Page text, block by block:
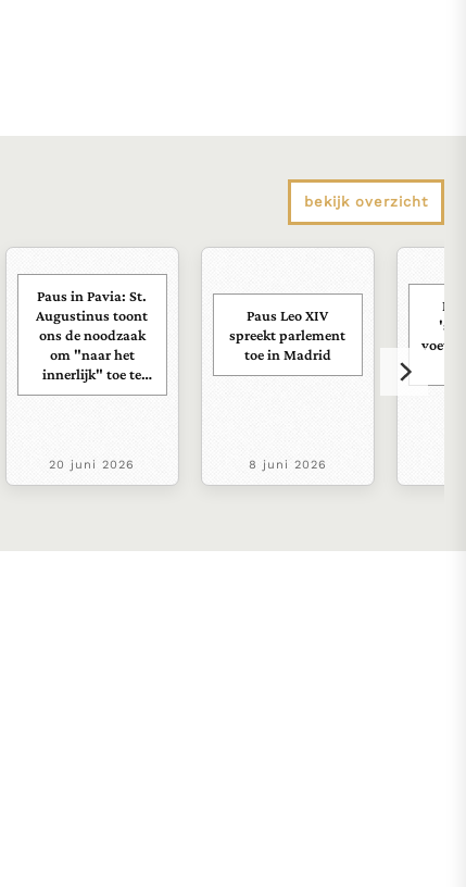
bekijk overzicht
Paus in Pavia: St.
Augustinus toont
ons de noodzaak
om "naar het
innerlijk" toe te
keren.
20 juni 2026
Paus Leo XIV
spreekt parlement
toe in Madrid
8 juni 2026